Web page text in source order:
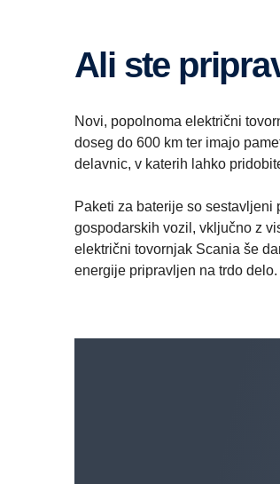
Ali ste
Novi, popolnoma električni
doseg do 600 km ter imajo
delavnic, v katerih lahko
Paketi za baterije so
gospodarskih vozil, vključno z
električni tovornjak Scania še
energije pripravljen na trdo delo.